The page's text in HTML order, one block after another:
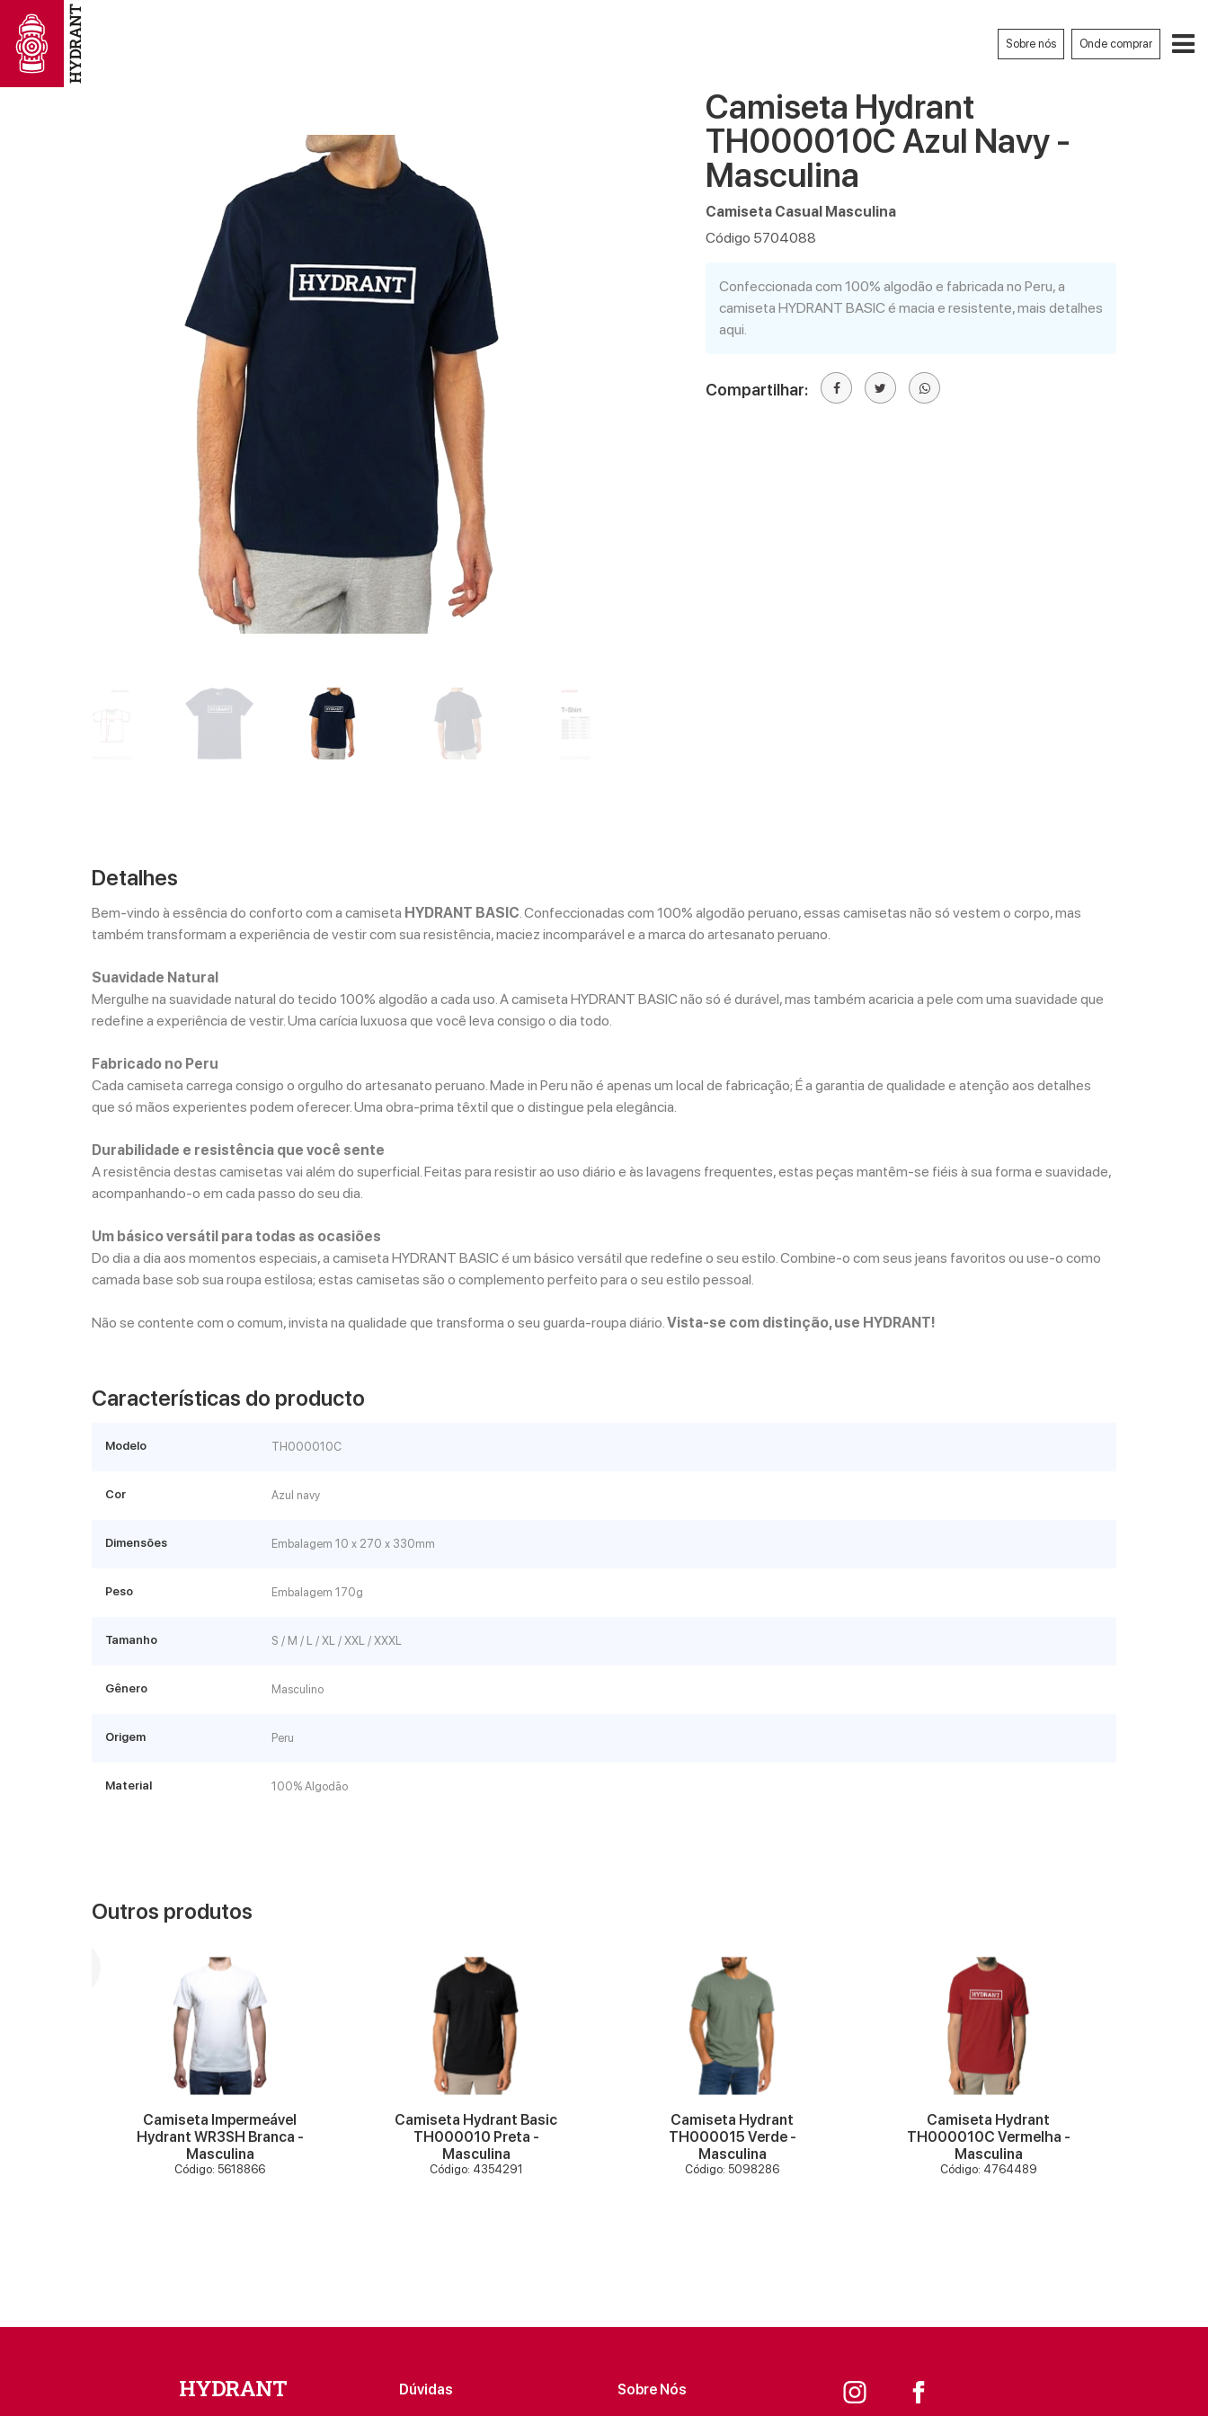
Sobre nós Onde comprar
Camiseta Hydrant
TH000010C Azul Navy -
Masculina
Camiseta Casual Masculina
Código 5704088
Confeccionada com 100% algodão e fabricada no Peru, a
camiseta HYDRANT BASIC é macia e resistente, mais detalhes
aqui.
Compartilhar:
Detalhes
Bem-vindo à essência do conforto com a camiseta HYDRANT BASIC. Confeccionadas com 100% algodão peruano, essas camisetas não só vestem o corpo, mas
também transformam a experiência de vestir com sua resistência, maciez incomparável e a marca do artesanato peruano.
Suavidade Natural
Mergulhe na suavidade natural do tecido 100% algodão a cada uso. A camiseta HYDRANT BASIC não só é durável, mas também acaricia a pele com uma suavidade que
redefine a experiência de vestir. Uma carícia luxuosa que você leva consigo o dia todo.
Fabricado no Peru
Cada camiseta carrega consigo o orgulho do artesanato peruano. Made in Peru não é apenas um local de fabricação; É a garantia de qualidade e atenção aos detalhes
que só mãos experientes podem oferecer. Uma obra-prima têxtil que o distingue pela elegância.
Durabilidade e resistência que você sente
A resistência destas camisetas vai além do superficial. Feitas para resistir ao uso diário e às lavagens frequentes, estas peças mantêm-se fiéis à sua forma e suavidade,
acompanhando-o em cada passo do seu dia.
Um básico versátil para todas as ocasiões
Do dia a dia aos momentos especiais, a camiseta HYDRANT BASIC é um básico versátil que redefine o seu estilo. Combine-o com seus jeans favoritos ou use-o como
camada base sob sua roupa estilosa; estas camisetas são o complemento perfeito para o seu estilo pessoal.
Não se contente com o comum, invista na qualidade que transforma o seu guarda-roupa diário.Vista-se com distinção, use HYDRANT!
Características do producto
Modelo TH000010C
Cor Azul navy
Dimensões Embalagem 10 x 270 x 330mm
Peso Embalagem 170g
Tamanho S / M / L / XL / XXL / XXXL
Gênero Masculino
Origem Peru
Material 100% Algodão
Outros produtos
Camiseta Impermeável
Hydrant WR3SH Branca -
Masculina
Código: 5618866
Camiseta Hydrant Basic
TH000010 Preta -
Masculina
Código: 4354291
VER MAIS
Camiseta Hydrant
TH000015 Verde -
Masculina
Código: 5098286
VER MAIS
Camiseta Hydrant
TH000010C Vermelha -
Masculina
Código: 4764489
Dúvidas Sobre Nós